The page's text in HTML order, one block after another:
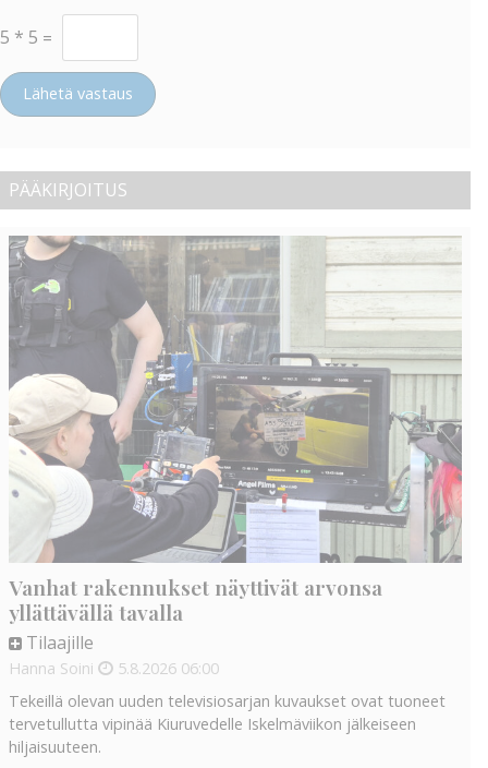
5 * 5 =
Lähetä vastaus
PÄÄKIRJOITUS
Vanhat rakennukset näyttivät arvonsa
yllättävällä tavalla
Tilaajille
Hanna Soini 5.8.2026 06:00
Tekeillä olevan uuden televisiosarjan kuvaukset ovat tuoneet
tervetullutta vipinää Kiuruvedelle Iskelmäviikon jälkeiseen
hiljaisuuteen.